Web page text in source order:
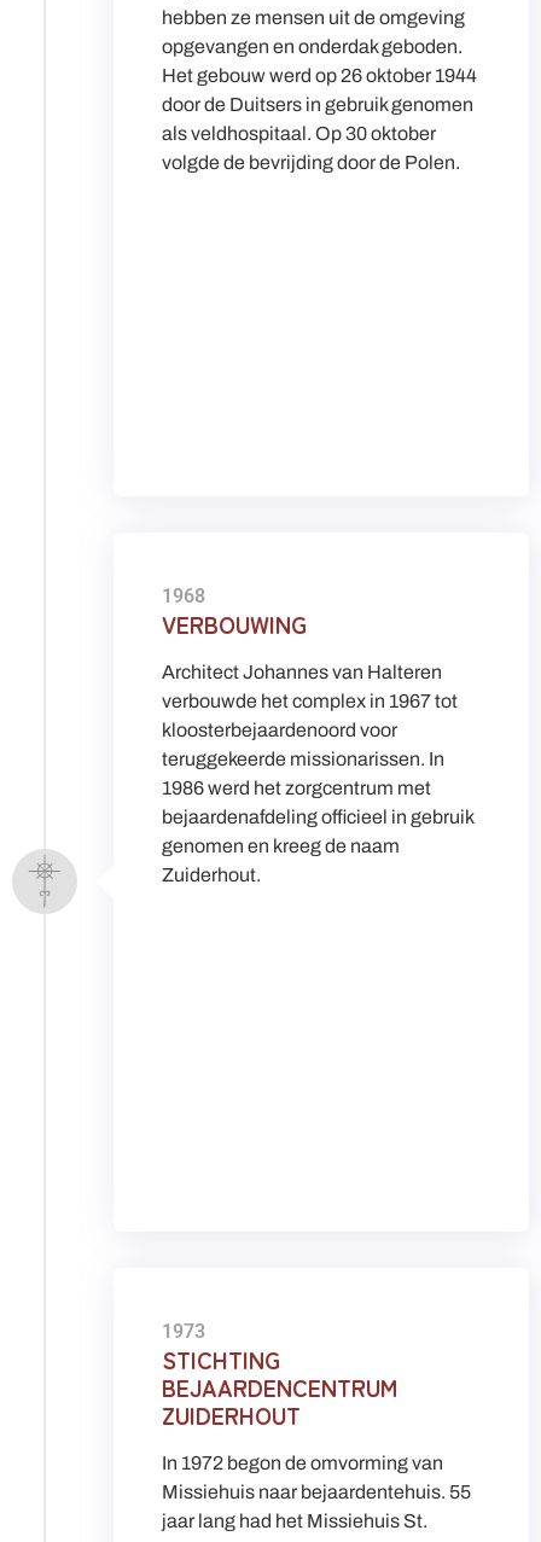
hebben ze mensen uit de omgeving
opgevangen en onderdak geboden.
Het gebouw werd op 26 oktober 1944
door de Duitsers in gebruik genomen
als veldhospitaal. Op 30 oktober
volgde de bevrijding door de Polen.
1968
VERBOUWING
Architect Johannes van Halteren
verbouwde het complex in 1967 tot
kloosterbejaardenoord voor
teruggekeerde missionarissen. In
1986 werd het zorgcentrum met
bejaardenafdeling officieel in gebruik
genomen en kreeg de naam
Zuiderhout.
1973
STICHTING
BEJAARDENCENTRUM
ZUIDERHOUT
In 1972 begon de omvorming van
Missiehuis naar bejaardentehuis. 55
jaar lang had het Missiehuis St.